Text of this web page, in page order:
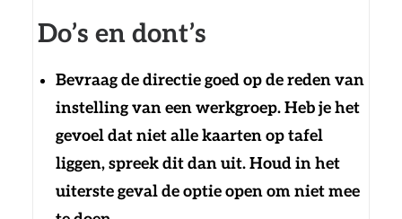
Do’s en dont’s
Bevraag de directie goed op de reden van
instelling van een werkgroep. Heb je het
gevoel dat niet alle kaarten op tafel
liggen, spreek dit dan uit. Houd in het
uiterste geval de optie open om niet mee